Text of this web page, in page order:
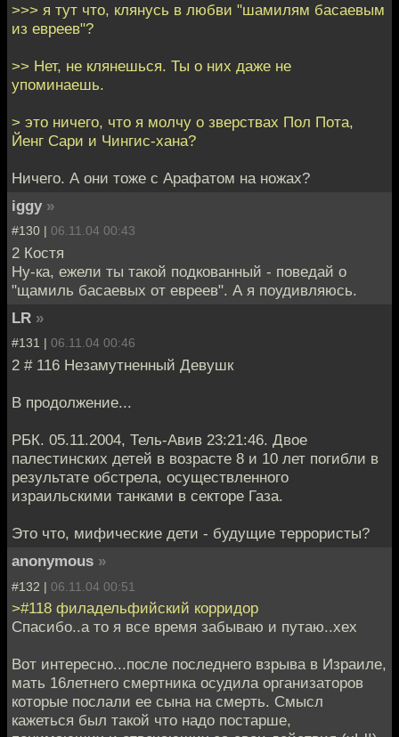
>>> я тут что, клянусь в любви "шамилям басаевым
из евреев"?
>> Нет, не клянешься. Ты о них даже не
упоминаешь.
> это ничего, что я молчу о зверствах Пол Пота,
Йенг Сари и Чингис-хана?
Ничего. А они тоже с Арафатом на ножах?
iggy »
#130 | 06.11.04 00:43
2 Костя
Ну-ка, ежели ты такой подкованный - поведай о
"щамиль басаевых от евреев". А я поудивляюсь.
LR »
#131 | 06.11.04 00:46
2 # 116 Незамутненный Девушк
В продолжение...
РБК. 05.11.2004, Тель-Авив 23:21:46. Двое
палестинских детей в возрасте 8 и 10 лет погибли в
результате обстрела, осуществленного
израильскими танками в секторе Газа.
Это что, мифические дети - будущие террористы?
anonymous »
#132 | 06.11.04 00:51
>#118 филадельфийский корридор
Спасибо..а то я все время забываю и путаю..хех
Вот интересно...после последнего взрыва в Израиле,
мать 16летнего смертника осудила организаторов
которые послали ее сына на смерть. Смысл
кажеться был такой что надо постарше,